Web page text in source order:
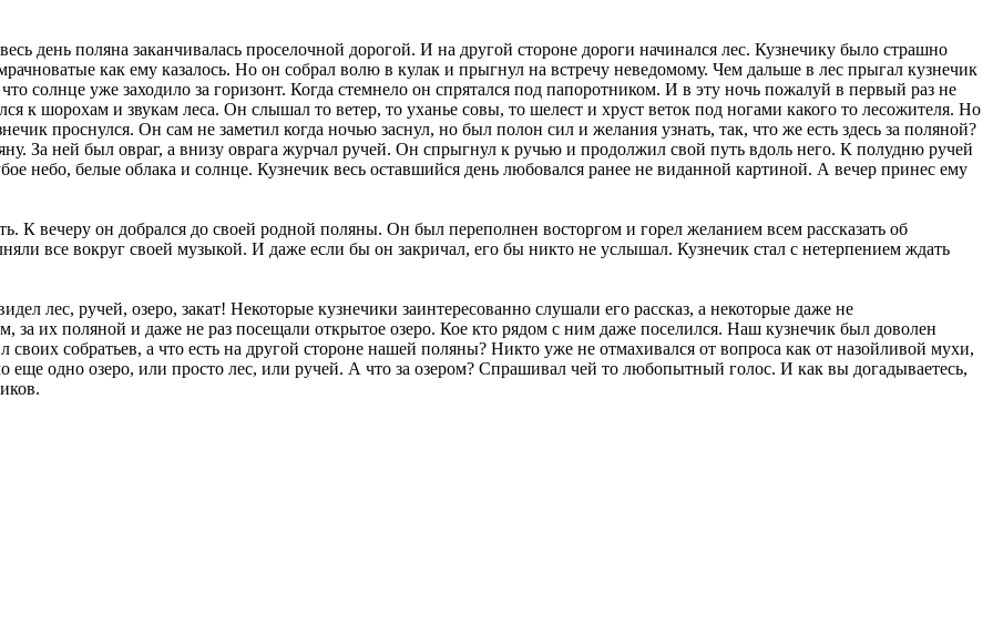
день поляна заканчивалась проселочной дорогой. И на другой стороне дороги начинался лес. Кузнечику было страшно
как ему казалось. Но он собрал волю в кулак и прыгнул на встречу неведомому. Чем дальше в лес прыгал кузнечик
солнце уже заходило за горизонт. Когда стемнело он спрятался под папоротником. И в эту ночь пожалуй в первый раз не
к шорохам и звукам леса. Он слышал то ветер, то уханье совы, то шелест и хруст веток под ногами какого то лесожителя. Но
проснулся. Он сам не заметил когда ночью заснул, но был полон сил и желания узнать, так, что же есть здесь за поляной?
За ней был овраг, а внизу оврага журчал ручей. Он спрыгнул к ручью и продолжил свой путь вдоль него. К полудню ручей
небо, белые облака и солнце. Кузнечик весь оставшийся день любовался ранее не виданной картиной. А вечер принес ему
К вечеру он добрался до своей родной поляны. Он был переполнен восторгом и горел желанием всем рассказать об
все вокруг своей музыкой. И даже если бы он закричал, его бы никто не услышал. Кузнечик стал с нетерпением ждать
лес, ручей, озеро, закат! Некоторые кузнечики заинтересованно слушали его рассказ, а некоторые даже не
за их поляной и даже не раз посещали открытое озеро. Кое кто рядом с ним даже поселился. Наш кузнечик был доволен
своих собратьев, а что есть на другой стороне нашей поляны? Никто уже не отмахивался от вопроса как от назойливой мухи,
одно озеро, или просто лес, или ручей. А что за озером? Спрашивал чей то любопытный голос. И как вы догадываетесь,